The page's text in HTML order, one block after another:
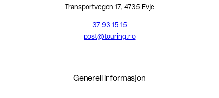
Transportvegen 17, 4735 Evje
37 93 15 15
post@touring.no
Generell informasjon